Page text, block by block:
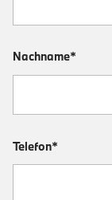
Nachname*
Telefon*